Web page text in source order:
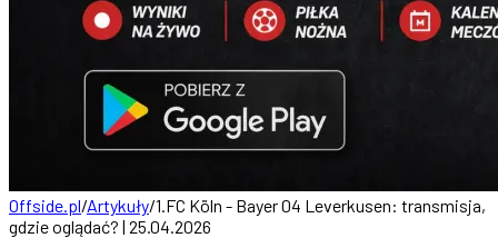
Offside.pl/Artykuły/1.FC Köln - Bayer 04 Leverkusen: transmisja,
gdzie oglądać? | 25.04.2026